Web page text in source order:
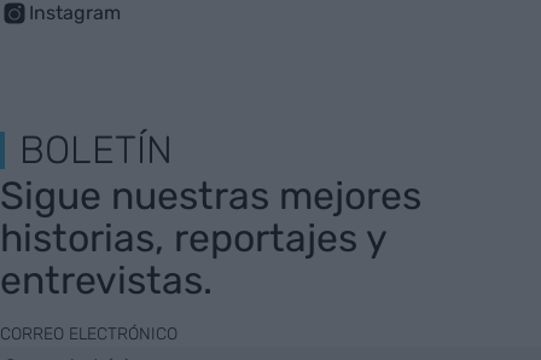
Instagram
BOLETÍN
Sigue nuestras mejores
historias, reportajes y
entrevistas.
CORREO ELECTRÓNICO